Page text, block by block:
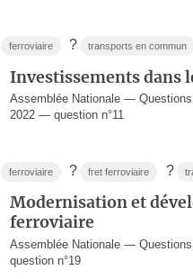
ferroviaire ? transports en commun
Investissements dans
Assemblée Nationale —
2022 — question n°11
ferroviaire ? fret ferroviaire ?
Modernisation et
ferroviaire
Assemblée Nationale —
question n°19